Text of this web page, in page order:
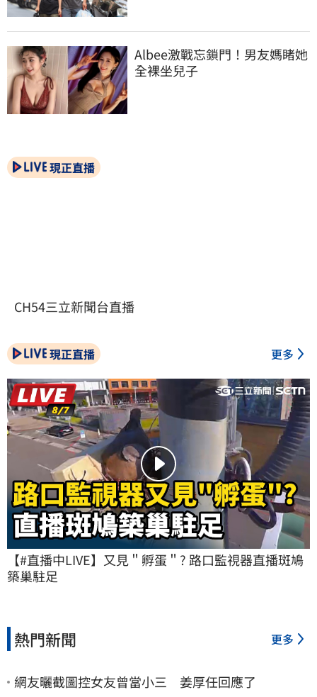
Albee激戰忘鎖門！男友媽睹她
全裸坐兒子
現正直播
CH54三立新聞台直播
現正直播 更多
【#直播中LIVE】又見＂孵蛋＂? 路口監視器直播斑鳩
築巢駐足
熱門新聞 更多
網友曬截圖控女友曾當小三 姜厚任回應了